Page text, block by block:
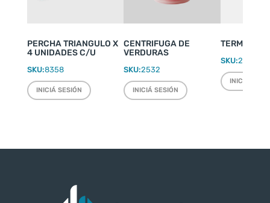
PERCHA TRIANGULO X
4 UNIDADES C/U
SKU:8358
INICIÁ SESIÓN
CENTRIFUGA DE
VERDURAS
SKU:2532
INICIÁ SESIÓN
TERMO
SKU:2220
INICIÁ